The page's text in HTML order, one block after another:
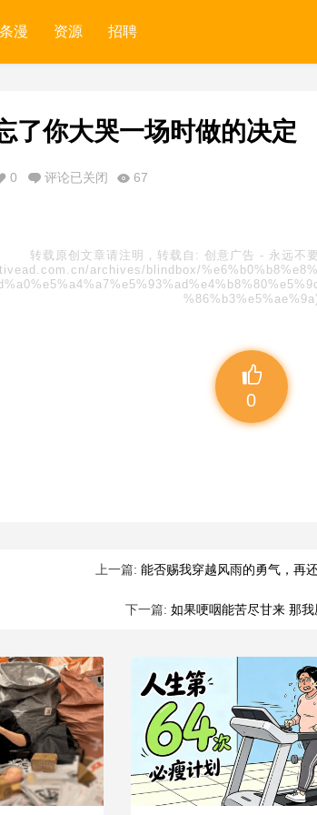
条漫 资源 招聘
了你大哭一场时做的决定
0 评论已关闭 67
转载原创文章请注明，转载自: 创意广告 - 永远不
archives/blindbox/
0
上一篇: 能否赐我穿越风雨的勇气，再
下一篇: 如果哽咽能苦尽甘来 那我